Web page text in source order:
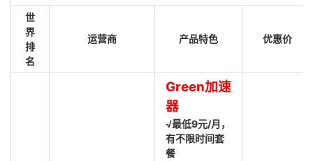
世
界
排
名
运营商 产品特色 优惠价
Green加速
器
√最低9元/月，
有不限时间套
餐